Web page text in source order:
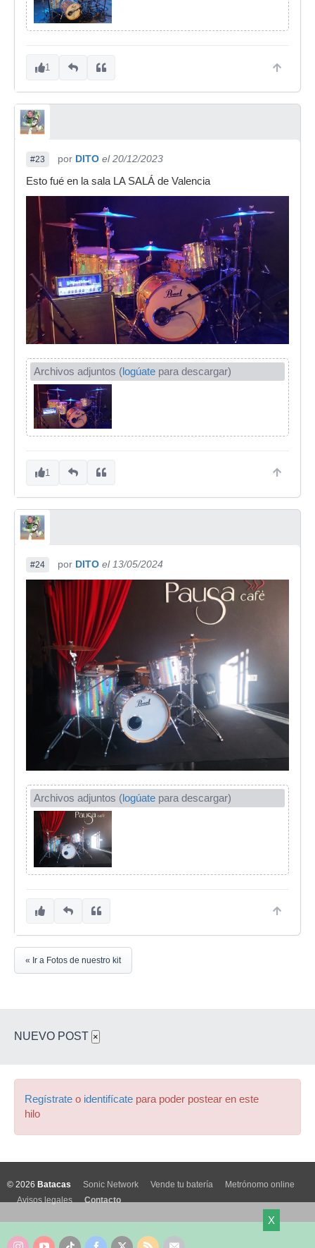
1
#23 por DITO el 20/12/2023
Esto fué en la sala LA SALÁ de Valencia
Archivos adjuntos (logúate para descargar)
1
#24 por DITO el 13/05/2024
Archivos adjuntos (logúate para descargar)
« Ir a Fotos de nuestro kit
NUEVO POST ×
Regístrate o identifícate para poder postear en este
hilo
X
© 2026 Batacas Sonic Network Vende tu batería
Metrónomo online
Avisos legales
Contacto